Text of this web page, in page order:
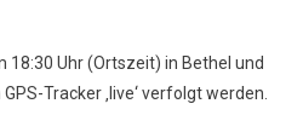
18:30 Uhr (Ortszeit) in Bethel und
Tracker ‚live‘ verfolgt werden.